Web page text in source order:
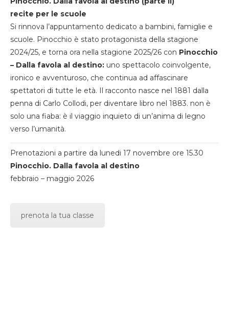
recite per le scuole
Si rinnova l’appuntamento dedicato a bambini, famiglie e
scuole. Pinocchio è stato protagonista della stagione
2024/25, e torna ora nella stagione 2025/26 con Pinocchio
– Dalla favola al destino: uno spettacolo coinvolgente,
ironico e avventuroso, che continua ad affascinare
spettatori di tutte le età. Il racconto nasce nel 1881 dalla
penna di Carlo Collodi, per diventare libro nel 1883. non è
solo una fiaba: è il viaggio inquieto di un’anima di legno
verso l’umanità.
Prenotazioni a partire da lunedi 17 novembre ore 15.30
Pinocchio. Dalla favola al destino
febbraio – maggio 2026
prenota la tua classe